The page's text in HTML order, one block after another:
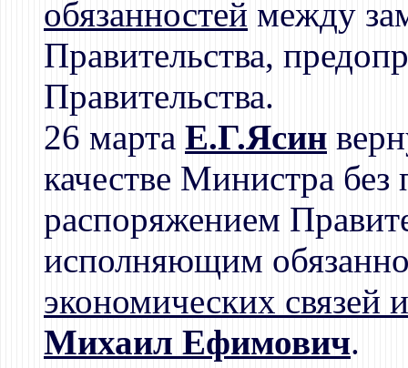
обязанностей между
Правительства,
Правительства.
26 марта Е.Г.Ясин
качестве Министра
распоряжением
исполняющим
экономических связей
Михаил Ефимович.